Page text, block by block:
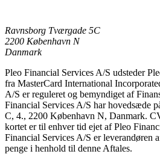
Ravnsborg Tværgade 5C
2200 København N
Danmark
Pleo Financial Services A/S udsteder
fra MasterCard International
A/S er reguleret og bemyndiget af
Financial Services A/S har hovedsæde
C, 4., 2200 København N, Danmark.
kortet er til enhver tid ejet af Pleo
Financial Services A/S er leverandøren
penge i henhold til denne Aftales.